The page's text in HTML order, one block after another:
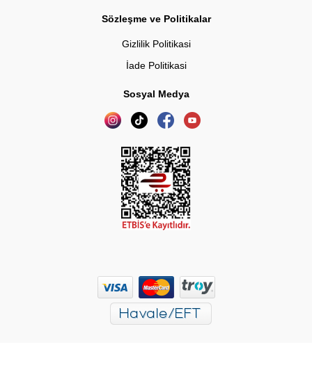
Sözleşme ve Politikalar
Gizlilik Politikasi
İade Politikasi
Sosyal Medya